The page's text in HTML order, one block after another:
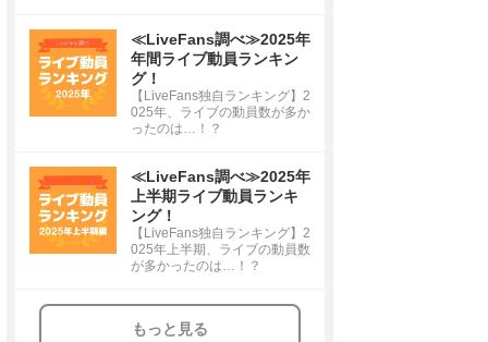
≪LiveFans調べ≫2025年
年間ライブ動員ランキン
グ！
【LiveFans独自ランキング】2
025年、ライブの動員数が多か
ったのは…！？
≪LiveFans調べ≫2025年
上半期ライブ動員ランキ
ング！
【LiveFans独自ランキング】2
025年上半期、ライブの動員数
が多かったのは…！？
もっと見る